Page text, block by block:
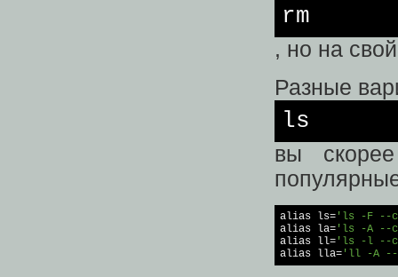
rm
, но на
Разные
ls
вы
alias ls= 'ls -F --
alias la= 'ls -A --
alias ll= 'ls -l --
alias lla= 'll -A --